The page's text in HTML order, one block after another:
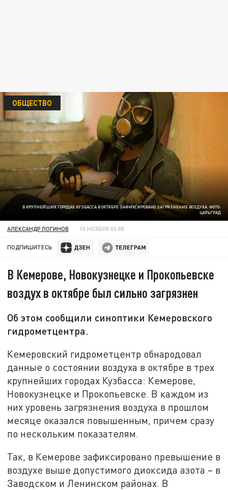
В КРУПНЕЙШИХ ГОРОДАХ КУЗБАССА В ОКТЯБРЕ ЗАФИКСИРОВАНО ЗАГРЯЗНЕНИЕ ВОЗДУХА. ФОТО:
ЦАРЬГРАД
ОБЩЕСТВО
АЛЕКСАНДР ЛОГИНОВ 10 НОЯБРЯ 03:00
ПОДПИШИТЕСЬ:
В Кемерове, Новокузнецке и Прокопьевске
воздух в октябре был сильно загрязнен
Об этом сообщили синоптики Кемеровского
гидрометцентра.
Кемеровский гидрометцентр обнародовал
данные о состоянии воздуха в октябре в трех
крупнейших городах Кузбасса: Кемерове,
Новокузнецке и Прокопьевске. В каждом из
них уровень загрязнения воздуха в прошлом
месяце оказался повышенным, причем сразу
по нескольким показателям.
Так, в Кемерове зафиксировано превышение в
воздухе выше допустимого диоксида азота – в
Заводском и Ленинском районах. В